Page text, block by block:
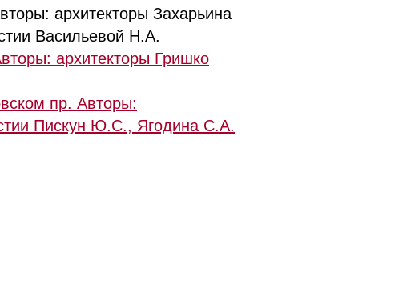
архитекторы Захарьина
Васильевой Н.А.
архитекторы Гришко
пр. Авторы:
Пискун Ю.С., Ягодина С.А.